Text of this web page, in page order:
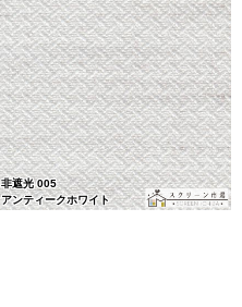
非遮光 005
アンティークホワイト